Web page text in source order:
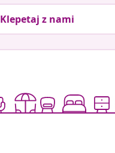
Klepetaj z nami